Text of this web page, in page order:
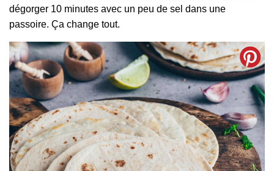
dégorger 10 minutes avec un peu de sel dans une
passoire. Ça change tout.